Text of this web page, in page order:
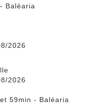
Baléaria
2026
2026
59min - Baléaria